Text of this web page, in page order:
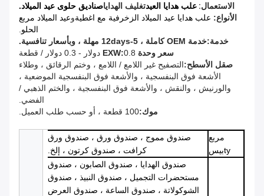
الاستعمال: علب هدايا العيدتغليف الهداياصناديق حلوى عيد الميلاد.
الأنواع: علب هدايا عيد الميلاد الزخرفية مع اغطيةوعيد الميلاد مربع
الحلو.
خدمة:خدمة OEM كاملة ، 5-12days مهلة ، وبأسعار تنافسية.
سعر وحدة EXW: 0.8 دولار - 0.3 دولار / قطعة
صقل الأسطح:التصفيح غير اللامع / اللامع ، وختم الرقائق ، وطلاء
الأشعة فوق البنفسجية ، والأشعة فوق البنفسجية الموضعية ،
والورنيش ، والنقش ، والأشعة فوق البنفسجية ، والختم الذهبي /
الفضي.
موك:100 قطعة ، أو حسب طلب العميل.
مربع
tyبيس
صندوق مموج ، صندوق ورق ، صندوق ورق
كرافت ، صندوق كرتون ، إلخ.
صندوق الهدايا ، صندوق الصابون ، صندوق
مستحضرات التجميل ، صندوق النبيذ ، صندوق
الشوكولاتة ، صندوق الساعة ، صندوق العرض